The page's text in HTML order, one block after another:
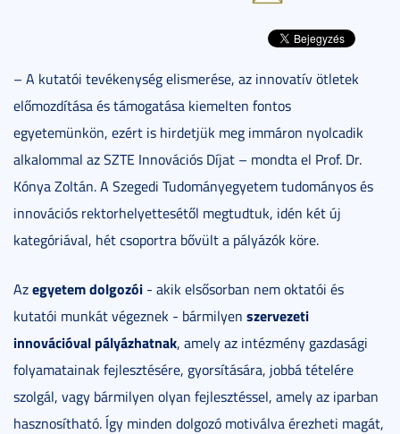
– A kutatói tevékenység elismerése, az innovatív ötletek
előmozdítása és támogatása kiemelten fontos
egyetemünkön, ezért is hirdetjük meg immáron nyolcadik
alkalommal az SZTE Innovációs Díjat – mondta el Prof. Dr.
Kónya Zoltán. A Szegedi Tudományegyetem tudományos és
innovációs rektorhelyettesétől megtudtuk, idén két új
kategóriával, hét csoportra bővült a pályázók köre.
Azegyetem dolgozói - akik elsősorban nem oktatói és
kutatói munkát végeznek - bármilyen szervezeti
innovációval pályázhatnak, amely az intézmény gazdasági
folyamatainak fejlesztésére, gyorsítására, jobbá tételére
szolgál, vagy bármilyen olyan fejlesztéssel, amely az iparban
hasznosítható. Így minden dolgozó motiválva érezheti magát,